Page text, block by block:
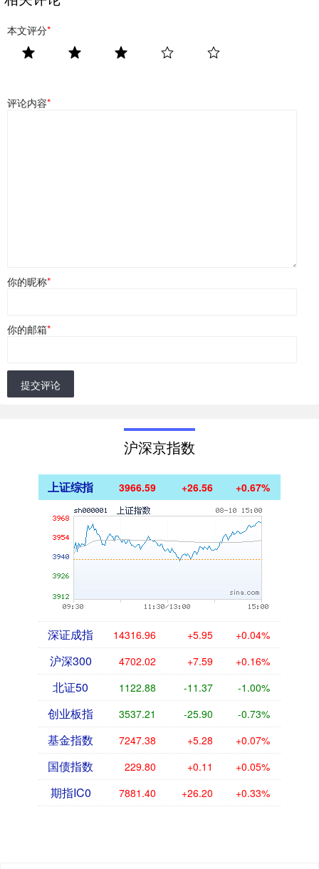
本文评分*
评论内容*
你的昵称*
你的邮箱*
提交评论
沪深京指数
上证综指 3966.59 +26.56 +0.67%
深证成指 14316.96 +5.95 +0.04%
沪深300 4702.02 +7.59 +0.16%
北证50 1122.88 -11.37 -1.00%
创业板指 3537.21 -25.90 -0.73%
基金指数 7247.38 +5.28 +0.07%
国债指数 229.80 +0.11 +0.05%
期指IC0 7881.40 +26.20 +0.33%